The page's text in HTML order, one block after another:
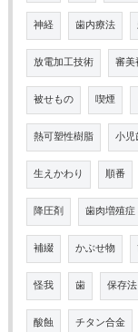
神経 歯内療法
放電加工技術 審
被せもの 喫煙
熱可塑性樹脂 小
生えかわり 順番
降圧剤 歯肉増殖症
補綴 かぶせ物
怪我 歯 保存法
酸蝕 チタン合金